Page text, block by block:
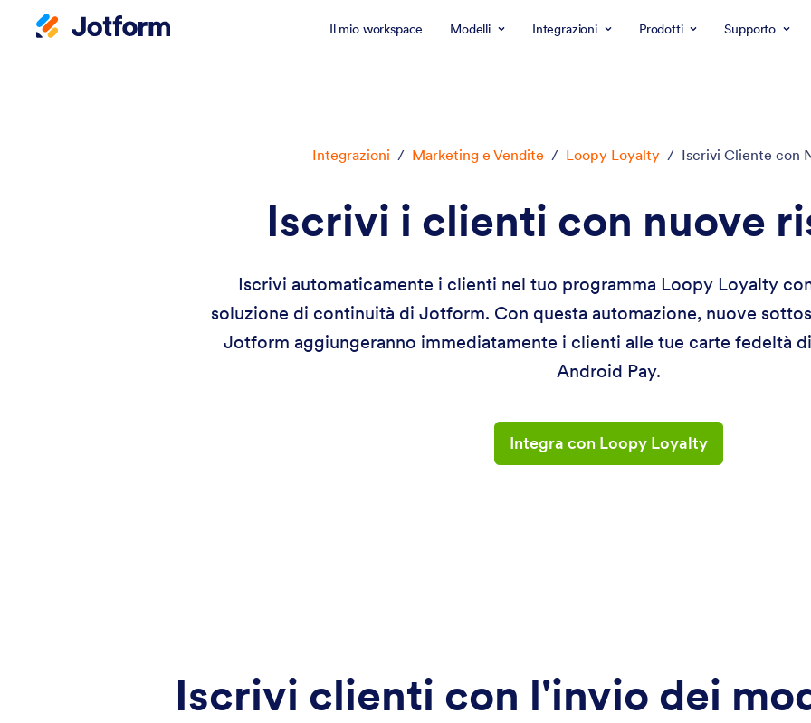
Il mio workspace Modelli Integrazioni Prodotti Supporto
Integrazioni / Marketing e Vendite / Loopy Loyalty / Iscrivi Cliente con
Iscrivi i clienti con nuove
Iscrivi automaticamente i clienti nel tuo programma Loopy Loyalty
soluzione di continuità di Jotform. Con questa automazione, nuove
Jotform aggiungeranno immediatamente i clienti alle tue carte fedeltà
Android Pay.
Integra con Loopy Loyalty
Iscrivi clienti con l'invio dei